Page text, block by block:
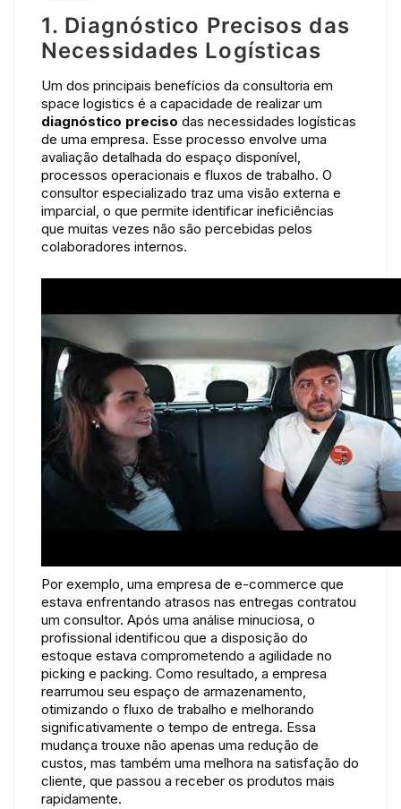
1. Diagnóstico Precisos das
Necessidades Logísticas
Um dos principais benefícios da consultoria em
space logistics é a capacidade de realizar um
diagnóstico preciso das necessidades logísticas
de uma empresa. Esse processo envolve uma
avaliação detalhada do espaço disponível,
processos operacionais e fluxos de trabalho. O
consultor especializado traz uma visão externa e
imparcial, o que permite identificar ineficiências
que muitas vezes não são percebidas pelos
colaboradores internos.
Por exemplo, uma empresa de e-commerce que
estava enfrentando atrasos nas entregas contratou
um consultor. Após uma análise minuciosa, o
profissional identificou que a disposição do
estoque estava comprometendo a agilidade no
picking e packing. Como resultado, a empresa
rearrumou seu espaço de armazenamento,
otimizando o fluxo de trabalho e melhorando
significativamente o tempo de entrega. Essa
mudança trouxe não apenas uma redução de
custos, mas também uma melhora na satisfação do
cliente, que passou a receber os produtos mais
rapidamente.